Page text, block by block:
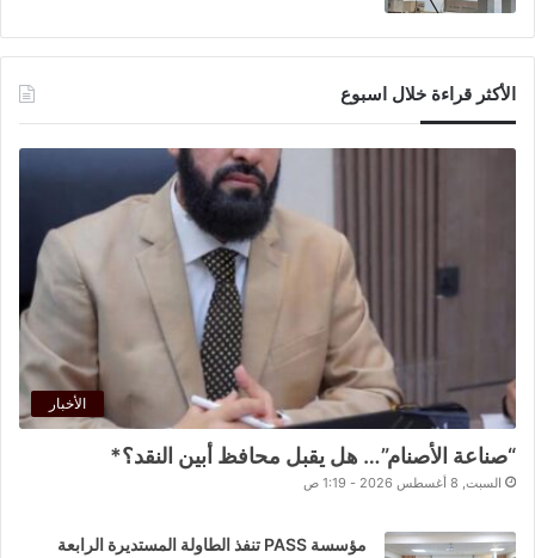
الأكثر قراءة خلال اسبوع
الأخبار
“صناعة الأصنام”… هل يقبل محافظ أبين النقد؟*
السبت, 8 أغسطس 2026 - 1:19 ص
مؤسسة PASS تنفذ الطاولة المستديرة الرابعة